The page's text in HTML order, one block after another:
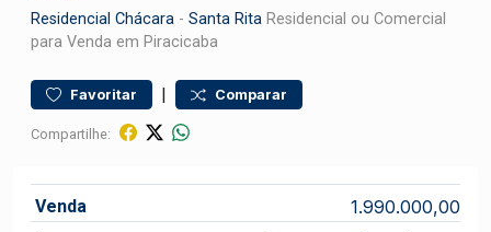
Residencial Chácara - Santa Rita Residencial ou Comercial
para Venda em Piracicaba
Favoritar | Comparar
Compartilhe:
Venda 1.990.000,00